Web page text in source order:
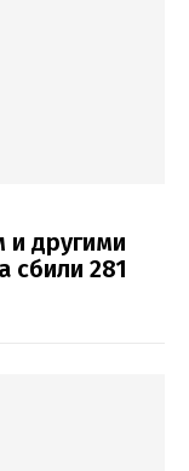
другими
сбили 281